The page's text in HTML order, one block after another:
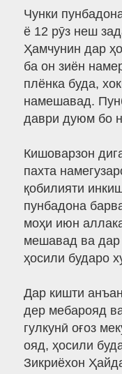
Чунки
ё 12 рӯз неш
Ҳамчунин дар
ба он зиён
плёнка буда,
намешавад.
даври дуюм бо
Кишоварзон
пахта
қобилияти
пунбадона
моҳи июн
мешавад ва дар
ҳосили бударо
Дар кишти
дер мебарояд
гулкунӣ оғоз
ояд, ҳосили
Зикриёхон